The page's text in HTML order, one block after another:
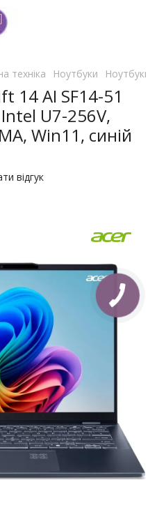
техніка Ноутбуки Ноутбуки
14 AI SF14-51
U7-256V,
Win11, синій
відгук